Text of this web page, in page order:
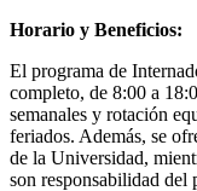
Horario y Beneficios:
El programa de
completo, de 8:00 a
semanales y rotación
feriados. Además, se
de la Universidad,
son responsabilidad del